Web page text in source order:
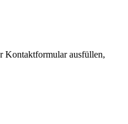
Kontaktformular ausfüllen,